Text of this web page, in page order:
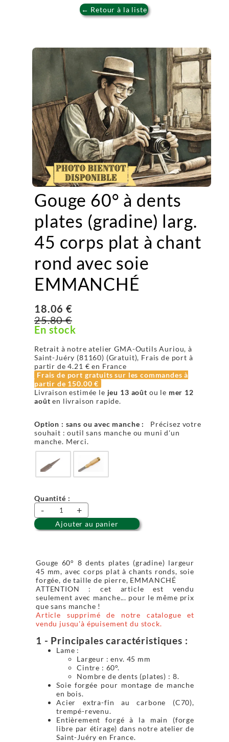
← Retour à la liste
Gouge 60° à dents
plates (gradine) larg.
45 corps plat à chant
rond avec soie
EMMANCHÉ
18.06 €
25.80 €
En stock
Retrait à notre atelier GMA-Outils Auriou, à
Saint-Juéry (81160) (Gratuit), Frais de port à
partir de4.21 € en France
Frais de port gratuits sur les commandes à
partir de 150.00 €
Livraison estimée le jeu 13 août ou le mer 12
août en livraison rapide.
Option : sans ou avec manche :
Précisez votre
souhait : outil sans manche ou muni d'un
manche. Merci.
Quantité :
- +
Ajouter au panier
Gouge 60° 8 dents plates (gradine) largeur
45 mm, avec corps plat à chants ronds, soie
forgée, de taille de pierre, EMMANCHÉ
ATTENTION : cet article est vendu
seulement avec manche... pour le même prix
que sans manche !
Article supprimé de notre catalogue et
vendu jusqu'à épuisement du stock.
1 - Principales caractéristiques :
Lame :
Largeur : env. 45 mm
Cintre : 60°.
Nombre de dents (plates) : 8.
Soie forgée pour montage de manche
en bois.
Acier extra-fin au carbone (C70),
trempé-revenu.
Entièrement forgé à la main (forge
libre par étirage) dans notre atelier de
Saint-Juéry en France.